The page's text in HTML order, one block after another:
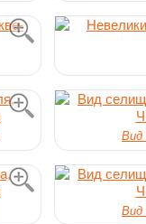
Вид
Вид